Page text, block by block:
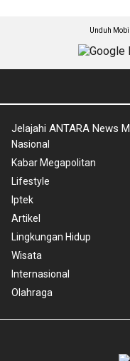
Unduh
Jelajahi ANTARA News
Nasional
Kabar Megapolitan
Lifestyle
Iptek
Artikel
Lingkungan Hidup
Wisata
Internasional
Olahraga